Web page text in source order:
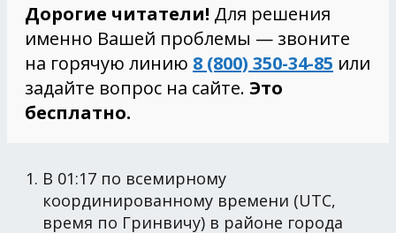
Дорогие читатели! Для решения
именно Вашей проблемы — звоните
на горячую линию 8 (800) 350-34-85 или
задайте вопрос на сайте. Это
бесплатно.
В 01:17 по всемирному
координированному времени (UTC,
время по Гринвичу) в районе города